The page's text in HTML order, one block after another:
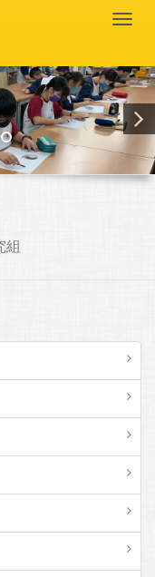
組